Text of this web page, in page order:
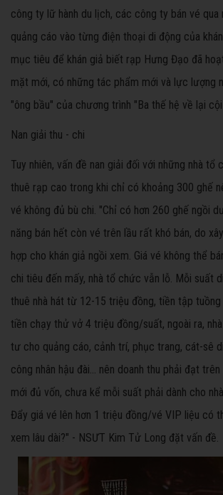
công ty lữ hành du lịch, các công ty bán vé qua
quảng cáo vào từng điện thoại di động của
mục tiêu để khán giả biết rạp Hưng Đạo đã
mặt mới, có những tác phẩm mới và lực lượng
"ông bầu" của chương trình "Ba thế hệ về lại cội
Nan giải thu - chi
Tuy nhiên, vấn đề nan giải đối với những nhà tổ
thuê rạp cao trong khi chỉ có khoảng 300 ghế
vé không đủ bù chi. "Chỉ có hơn 260 ghế ngồi
năng bán hết còn vé trên lầu rất khó bán, do
hợp cho khán giả ngồi xem. Giá vé không thể
chi tiêu đến mấy, nhà tổ chức vẫn lỗ. Mỗi suất
thuê nhà hát từ 12-15 triệu đồng, tiền tập
tiền chạy thử vở 4 triệu đồng/suất, ngoài ra,
tư cho quảng cáo, cảnh trí, phục trang, cát-sê
công nhân hậu đài... nên doanh thu phải đạt
mới đủ vốn, chưa kể mỗi suất phải dành cho
Đẩy giá vé lên hơn 1 triệu đồng/vé VIP liệu có
xem lâu dài?" - NSƯT Kim Tử Long đặt vấn đề.